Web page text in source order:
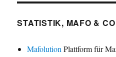
STATISTIK, MAFO & CO
Mafolution Plattform für